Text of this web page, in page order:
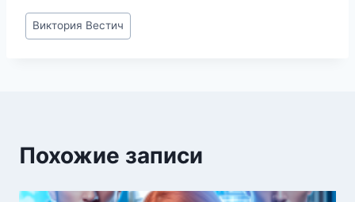
Метки
записи:
Виктория Вестич
Похожие записи